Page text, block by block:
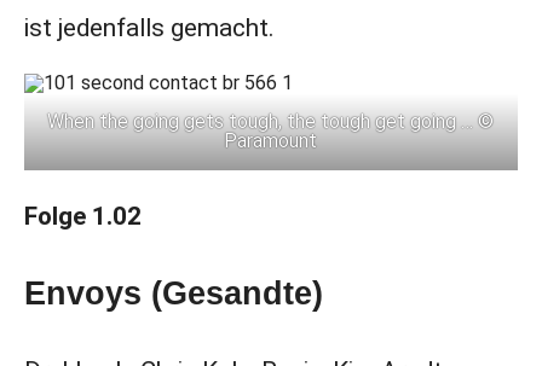
ist jedenfalls gemacht.
When the going gets tough, the tough get going … ©
Paramount
Folge 1.02
Envoys (Gesandte)